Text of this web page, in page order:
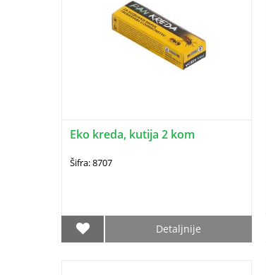
Eko kreda, kutija 2 kom
Šifra: 8707
Detaljnije